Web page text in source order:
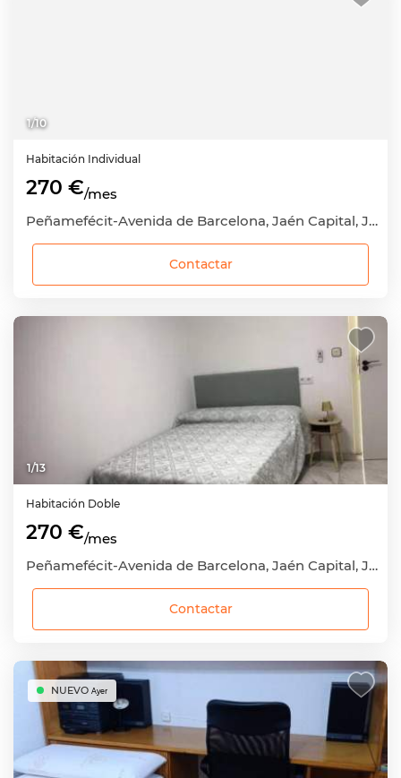
1/10
Habitación Individual
270 €/mes
Peñamefécit-Avenida de Barcelona, Jaén Capital, Jaén
Contactar
1/13
Habitación Doble
270 €/mes
Peñamefécit-Avenida de Barcelona, Jaén Capital, Jaén
Contactar
NUEVO Ayer